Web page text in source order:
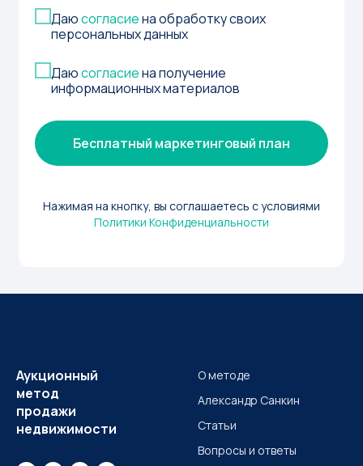
Даюсогласиена обработку своих
персональных данных
Даюсогласиена получение
информационных материалов
Бесплатный маркетинговый план
Нажимая на кнопку, вы соглашаетесь с условиями
Политики Конфиденциальности
Аукционный
метод
продажи
недвижимости
О методе
Александр Санкин
Статьи
Вопросы и ответы